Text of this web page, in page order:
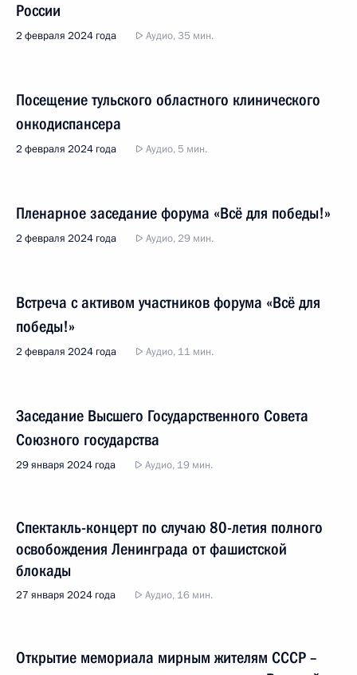
России
2 февраля 2024 года Аудио, 35 мин.
Посещение тульского областного клинического
онкодиспансера
2 февраля 2024 года Аудио, 5 мин.
Пленарное заседание форума «Всё для победы!»
2 февраля 2024 года Аудио, 29 мин.
Встреча с активом участников форума «Всё для
победы!»
2 февраля 2024 года Аудио, 11 мин.
Заседание Высшего Государственного Совета
Союзного государства
29 января 2024 года Аудио, 19 мин.
Спектакль-концерт по случаю 80-летия полного
освобождения Ленинграда от фашистской
блокады
27 января 2024 года Аудио, 16 мин.
Открытие мемориала мирным жителям СССР –